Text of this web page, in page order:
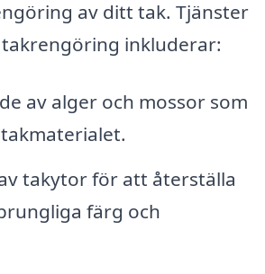
av ditt tak. Tjänster
inkluderar:
av alger och mossor som
takytor för att återställa
färg och